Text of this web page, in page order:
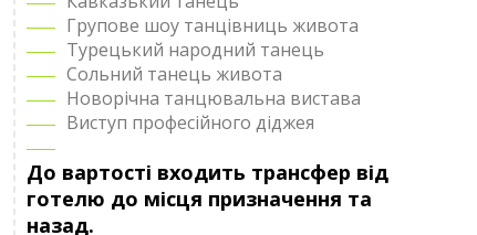
Групове шоу танцівниць живота
Турецький народний танець
Сольний танець живота
Новорічна танцювальна вистава
Виступ професійного діджея
До вартості входить трансфер від
готелю до місця призначення та
назад.